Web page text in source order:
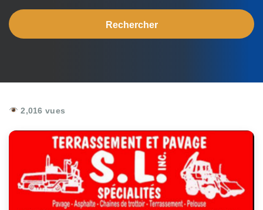
2,016 vues